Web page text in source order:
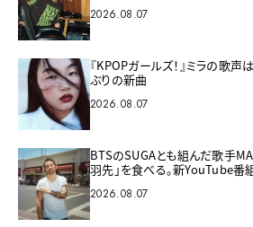
2026.08.07
『KPOPガールズ！』ミラの歌声
ぶりの新曲
2026.08.07
BTSのSUGAとも組んだ歌手
羽先」を食べる。新YouTube番
2026.08.07